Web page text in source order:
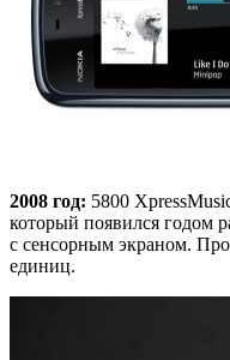
2008 год: 5800
который появился годом
с сенсорным экраном.
единиц.